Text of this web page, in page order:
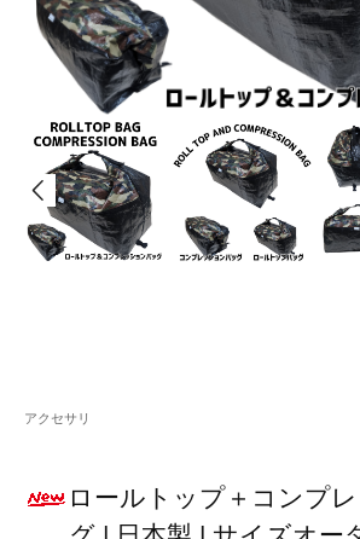
アクセサリ
ロールトップ＋コンプ